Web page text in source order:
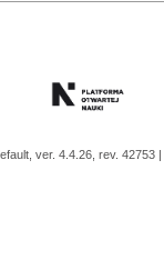
ver. 4.4.26, rev. 42753 |